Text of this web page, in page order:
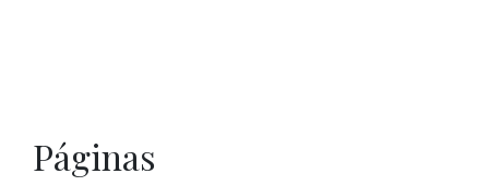
Páginas